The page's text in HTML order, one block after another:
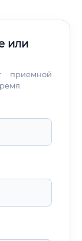
или
приемной